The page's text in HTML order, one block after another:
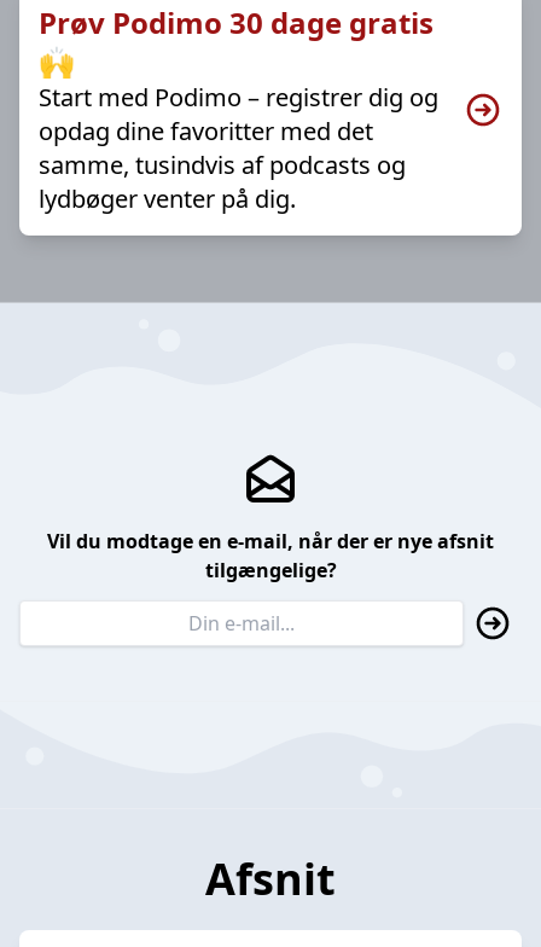
Prøv Podimo 30 dage gratis
🙌
Start med Podimo – registrer dig og
opdag dine favoritter med det
samme, tusindvis af podcasts og
lydbøger venter på dig.
Vil du modtage en e-mail, når der er nye afsnit
tilgængelige?
Afsnit